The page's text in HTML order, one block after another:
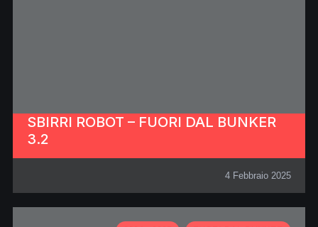
SBIRRI ROBOT – FUORI DAL BUNKER
3.2
4 Febbraio 2025